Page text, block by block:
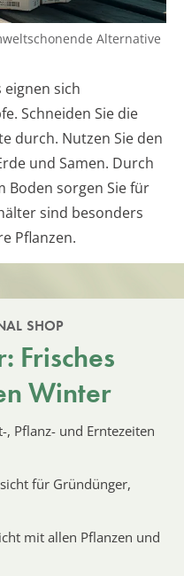
Alternative
sich
Schneiden Sie die
durch. Nutzen Sie den
und Samen. Durch
Boden sorgen Sie für
sind besonders
Pflanzen.
SHOP
Frisches
Winter
, Pflanz- und Erntezeiten
für Gründünger,
mit allen Pflanzen und